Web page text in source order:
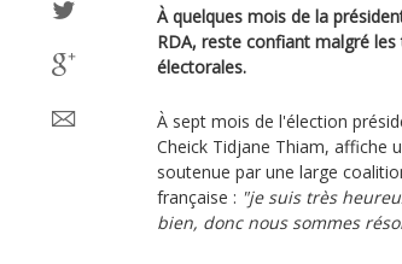
À quelques mois de la
RDA, reste confiant malgré
électorales.
À sept mois de l'élection
Cheick Tidjane Thiam, affiche
soutenue par une large
française : "je suis très
bien, donc nous sommes